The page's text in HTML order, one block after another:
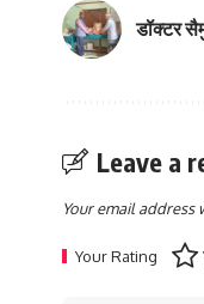
डॉक्टर
Leave a
Your email
Your Rating